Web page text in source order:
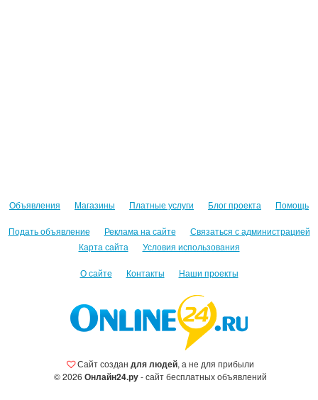
Объявления Магазины Платные услуги Блог проекта Помощь
Подать объявление Реклама на сайте
Связаться с администрацией
Карта сайта
Условия использования
О сайте Контакты Наши проекты
Сайт создан для людей, а не для прибыли
© 2026 Онлайн24.ру- сайт бесплатных объявлений